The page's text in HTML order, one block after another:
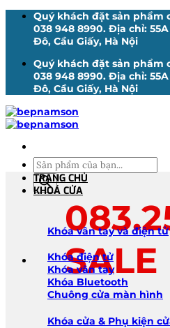
Quý khách đặt sản phẩm
038 948 8990. Địa chỉ:
Đô, Cầu Giấy, Hà Nội
Quý khách đặt sản phẩm
038 948 8990. Địa chỉ:
Đô, Cầu Giấy, Hà Nội
Tìm
kiếm
sản
SALE
TRANG CHỦ
KHOÁ CỬA
Khóa vân tay và điện tử
Khóa điện tử
Khóa vân tay
Khóa Bluetooth
Chuông cửa màn hình
Khóa cửa & Phụ kiện